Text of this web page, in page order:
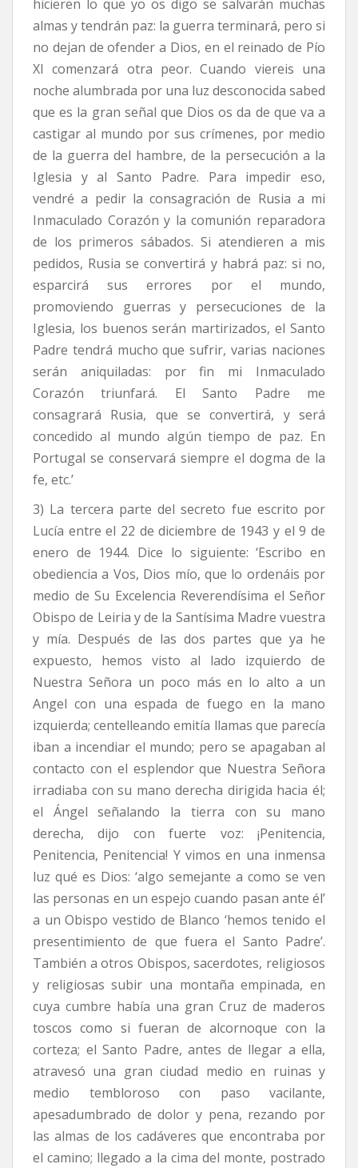
hicieren lo que yo os digo se salvarán muchas
almas y tendrán paz: la guerra terminará, pero si
no dejan de ofender a Dios, en el reinado de Pío
XI comenzará otra peor. Cuando viereis una
noche alumbrada por una luz desconocida sabed
que es la gran señal que Dios os da de que va a
castigar al mundo por sus crímenes, por medio
de la guerra del hambre, de la persecución a la
Iglesia y al Santo Padre. Para impedir eso,
vendré a pedir la consagración de Rusia a mi
Inmaculado Corazón y la comunión reparadora
de los primeros sábados. Si atendieren a mis
pedidos, Rusia se convertirá y habrá paz: si no,
esparcirá sus errores por el mundo,
promoviendo guerras y persecuciones de la
Iglesia, los buenos serán martirizados, el Santo
Padre tendrá mucho que sufrir, varias naciones
serán aniquiladas: por fin mi Inmaculado
Corazón triunfará. El Santo Padre me
consagrará Rusia, que se convertirá, y será
concedido al mundo algún tiempo de paz. En
Portugal se conservará siempre el dogma de la
fe, etc.’
3) La tercera parte del secreto fue escrito por
Lucía entre el 22 de diciembre de 1943 y el 9 de
enero de 1944. Dice lo siguiente: ‘Escribo en
obediencia a Vos, Dios mío, que lo ordenáis por
medio de Su Excelencia Reverendísima el Señor
Obispo de Leiria y de la Santísima Madre vuestra
y mía. Después de las dos partes que ya he
expuesto, hemos visto al lado izquierdo de
Nuestra Señora un poco más en lo alto a un
Angel con una espada de fuego en la mano
izquierda; centelleando emitía llamas que parecía
iban a incendiar el mundo; pero se apagaban al
contacto con el esplendor que Nuestra Señora
irradiaba con su mano derecha dirigida hacia él;
el Ángel señalando la tierra con su mano
derecha, dijo con fuerte voz: ¡Penitencia,
Penitencia, Penitencia! Y vimos en una inmensa
luz qué es Dios: ‘algo semejante a como se ven
las personas en un espejo cuando pasan ante él’
a un Obispo vestido de Blanco ‘hemos tenido el
presentimiento de que fuera el Santo Padre’.
También a otros Obispos, sacerdotes, religiosos
y religiosas subir una montaña empinada, en
cuya cumbre había una gran Cruz de maderos
toscos como si fueran de alcornoque con la
corteza; el Santo Padre, antes de llegar a ella,
atravesó una gran ciudad medio en ruinas y
medio tembloroso con paso vacilante,
apesadumbrado de dolor y pena, rezando por
las almas de los cadáveres que encontraba por
el camino; llegado a la cima del monte, postrado